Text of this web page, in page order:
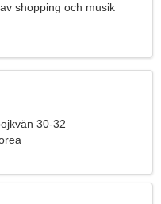
shopping och musik
30-32